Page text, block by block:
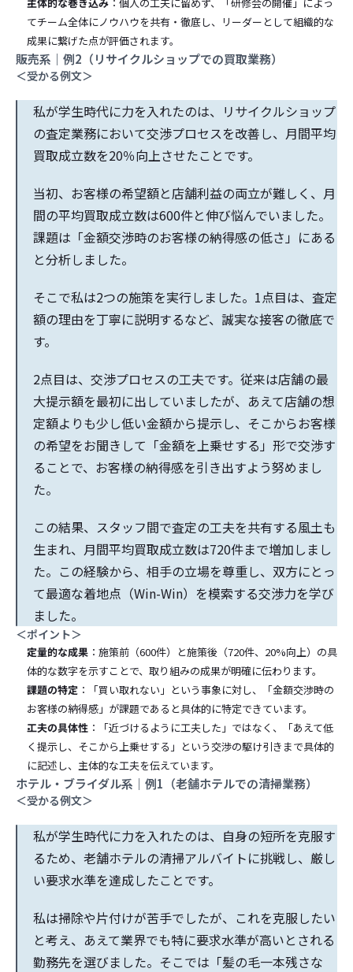
てチーム全体にノウハウを共有・徹底し、リーダーとして組織的な
成果に繋げた点が評価されます。
販売系｜例2（リサイクルショップでの買取業務）
＜受かる例文＞
私が学生時代に力を入れたのは、リサイクルショップ
の査定業務において交渉プロセスを改善し、月間平均
買取成立数を20％向上させたことです。
当初、お客様の希望額と店舗利益の両立が難しく、月
間の平均買取成立数は600件と伸び悩んでいました。
課題は「金額交渉時のお客様の納得感の低さ」にある
と分析しました。
そこで私は2つの施策を実行しました。1点目は、査定
額の理由を丁寧に説明するなど、誠実な接客の徹底で
す。
2点目は、交渉プロセスの工夫です。従来は店舗の最
大提示額を最初に出していましたが、あえて店舗の想
定額よりも少し低い金額から提示し、そこからお客様
の希望をお聞きして「金額を上乗せする」形で交渉す
ることで、お客様の納得感を引き出すよう努めまし
た。
この結果、スタッフ間で査定の工夫を共有する風土も
生まれ、月間平均買取成立数は720件まで増加しまし
た。この経験から、相手の立場を尊重し、双方にとっ
て最適な着地点（Win-Win）を模索する交渉力を学び
ました。
＜ポイント＞
定量的な成果 ：施策前（600件）と施策後（720件、20%向上）の具
体的な数字を示すことで、取り組みの成果が明確に伝わります。
課題の特定 ：「買い取れない」という事象に対し、「金額交渉時の
お客様の納得感」が課題であると具体的に特定できています。
工夫の具体性 ：「近づけるように工夫した」ではなく、「あえて低
く提示し、そこから上乗せする」という交渉の駆け引きまで具体的
に記述し、主体的な工夫を伝えています。
ホテル・ブライダル系｜例1（老舗ホテルでの清掃業務）
＜受かる例文＞
私が学生時代に力を入れたのは、自身の短所を克服す
るため、老舗ホテルの清掃アルバイトに挑戦し、厳し
い要求水準を達成したことです。
私は掃除や片付けが苦手でしたが、これを克服したい
と考え、あえて業界でも特に要求水準が高いとされる
勤務先を選びました。そこでは「髪の毛一本残さな